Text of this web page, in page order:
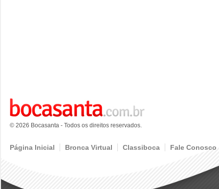
© 2026 Bocasanta - Todos os direitos reservados.
Página Inicial Bronca Virtual Classiboca Fale Conosco